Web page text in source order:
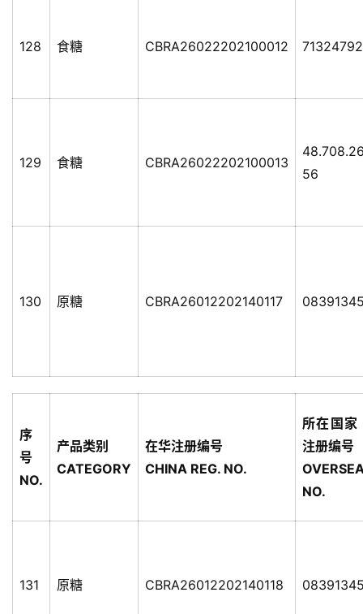
128 食糖 CBRA26022202100012
129 食糖 CBRA26022202100013
56
130 原糖 CBRA26012202140117
序
号
NO.
产品类别
CATEGORY
在华注册编号
CHINA REG. NO.
所在国家
注册编号
NO.
131 原糖 CBRA26012202140118